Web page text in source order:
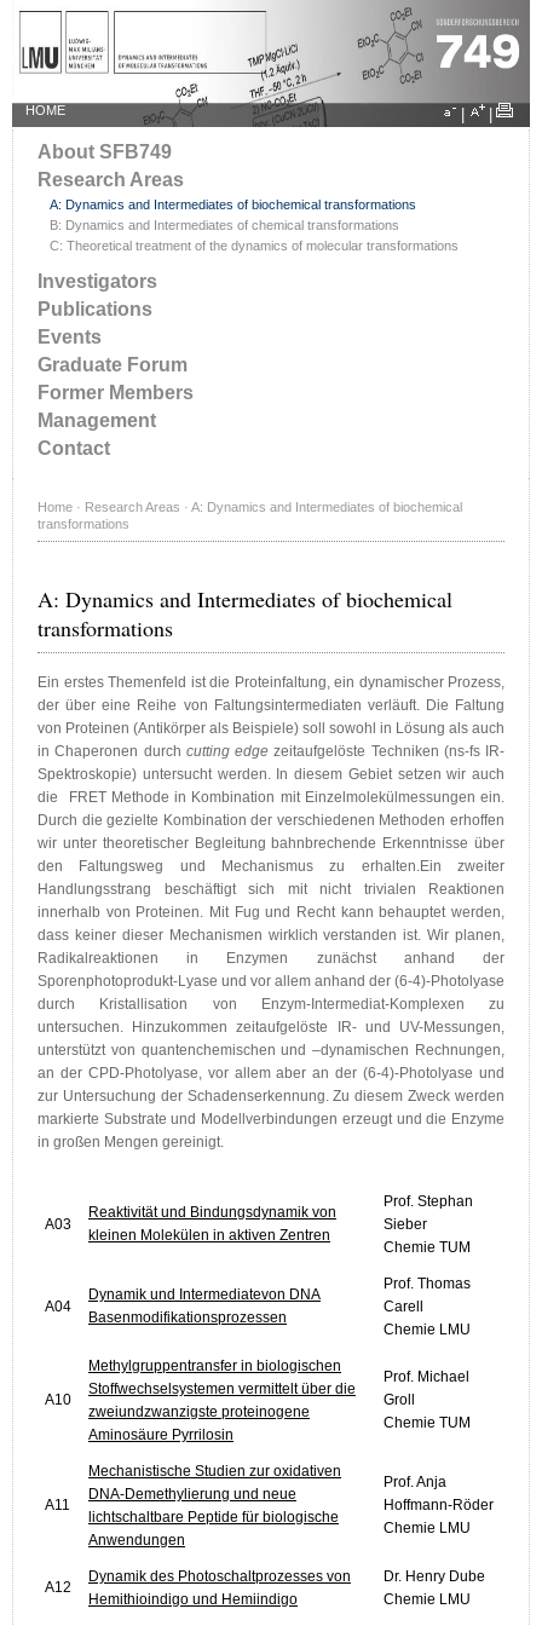
HOME
About SFB749
Research Areas
A: Dynamics and Intermediates of biochemical transformations
B: Dynamics and Intermediates of chemical transformations
C: Theoretical treatment of the dynamics of molecular transformations
Investigators
Publications
Events
Graduate Forum
Former Members
Management
Contact
Home · Research Areas · A: Dynamics and Intermediates of biochemical
transformations
A: Dynamics and Intermediates of biochemical
transformations
Ein erstes Themenfeld ist die Proteinfaltung, ein dynamischer Prozess,
der über eine Reihe von Faltungsintermediaten verläuft. Die Faltung
von Proteinen (Antikörper als Beispiele) soll sowohl in Lösung als auch
in Chaperonen durch cutting edge zeitaufgelöste Techniken (ns-fs IR-
Spektroskopie) untersucht werden. In diesem Gebiet setzen wir auch
die FRET Methode in Kombination mit Einzelmolekülmessungen ein.
Durch die gezielte Kombination der verschiedenen Methoden erhoffen
wir unter theoretischer Begleitung bahnbrechende Erkenntnisse über
den Faltungsweg und Mechanismus zu erhalten.Ein zweiter
Handlungsstrang beschäftigt sich mit nicht trivialen Reaktionen
innerhalb von Proteinen. Mit Fug und Recht kann behauptet werden,
dass keiner dieser Mechanismen wirklich verstanden ist. Wir planen,
Radikalreaktionen in Enzymen zunächst anhand der
Sporenphotoprodukt-Lyase und vor allem anhand der (6-4)-Photolyase
durch Kristallisation von Enzym-Intermediat-Komplexen zu
untersuchen. Hinzukommen zeitaufgelöste IR- und UV-Messungen,
unterstützt von quantenchemischen und –dynamischen Rechnungen,
an der CPD-Photolyase, vor allem aber an der (6-4)-Photolyase und
zur Untersuchung der Schadenserkennung. Zu diesem Zweck werden
markierte Substrate und Modellverbindungen erzeugt und die Enzyme
in großen Mengen gereinigt.
A03
Reaktivität und Bindungsdynamik von
kleinen Molekülen in aktiven Zentren
Prof. Stephan
Sieber
Chemie TUM
A04
Dynamik und Intermediatevon DNA
Basenmodifikationsprozessen
Prof. Thomas
Carell
Chemie LMU
A10
Methylgruppentransfer in biologischen
Stoffwechselsystemen vermittelt über die
zweiundzwanzigste proteinogene
Aminosäure Pyrrilosin
Prof. Michael
Groll
Chemie TUM
A11
Mechanistische Studien zur oxidativen
DNA-Demethylierung und neue
lichtschaltbare Peptide für biologische
Anwendungen
Prof. Anja
Hoffmann-Röder
Chemie LMU
A12
Dynamik des Photoschaltprozesses von
Hemithioindigo und Hemiindigo
Dr. Henry Dube
Chemie LMU